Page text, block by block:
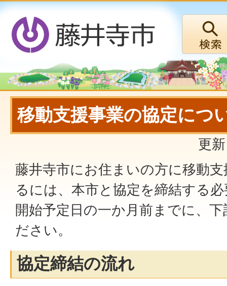
移動支援事業の協定につ
更
藤井寺市にお住まいの方に移動
るには、本市と協定を締結する
開始予定日の一か月前までに、
ださい。
協定締結の流れ